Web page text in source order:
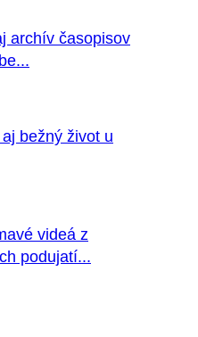
archív časopisov
bežný život u
videá z
podujatí...